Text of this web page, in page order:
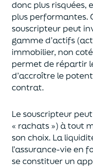
donc plus risquées,
plus performantes.
souscripteur peut
gamme d’actifs
immobilier, non
permet de répartir
d’accroître le
contrat.
Le souscripteur
« rachats ») à tout
son choix. La
l’assurance-vie en
se constituer un